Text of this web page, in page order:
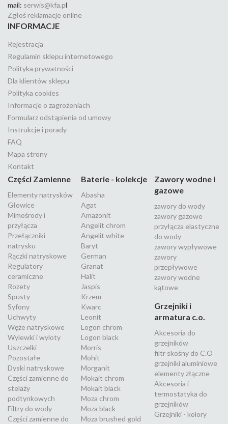
mail: serwis@kfa.pl
Zgłoś reklamacje online
INFORMACJE
Rejestracja
Regulamin sklepu internetowego
Polityka prywatności
Dla klientów sklepu
Polityka cookies
Informacje o zagrożeniach
Formularz odstąpienia od umowy
Instrukcje i porady
FAQ
Mapa strony
Kontakt
Części Zamienne
Elementy natrysków
Głowice
Mimośrody i
przyłącza
Przełączniki
natrysku
Rączki natryskowe
Regulatory
ceramiczne
Rozety
Spusty
Syfony
Uchwyty
Węże natryskowe
Wylewki i wyloty
Uszczelki
Pozostałe
Dyski natryskowe
Części zamienne do
stelaży
podtynkowych
Filtry do wody
Części zamienne do
Baterie - kolekcje
Abasha
Agat
Amazonit
Angelit chrom
Angelit white
Baryt
German
Granat
Halit
Jaspis
Krzem
Kwarc
Leonit
Logon chrom
Logon black
Morris
Mohit
Morganit
Mokait chrom
Mokait black
Moza chrom
Moza black
Moza brushed gold
Zawory wodne i
gazowe
zawory do wody
zawory gazowe
przyłącza elastyczne
do wody
zawory wypływowe
zawory
przepływowe
zawory wodne
kątowe
Grzejniki i
armatura c.o.
Akcesoria do
grzejników
filtr skośny do C.O
grzejniki aluminiowe
elementy złączne
Akcesoria i
termostatyka do
grzejników
Grzejniki - kolory